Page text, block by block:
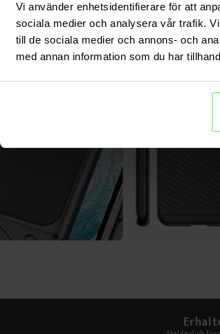
Vi använder enhetsidentifierare för att
sociala medier och analysera vår trafik.
till de sociala medier och annons- och
med annan information som du har